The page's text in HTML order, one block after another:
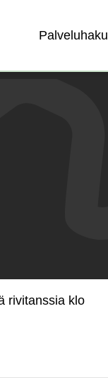
Palveluhaku
rivitanssia klo